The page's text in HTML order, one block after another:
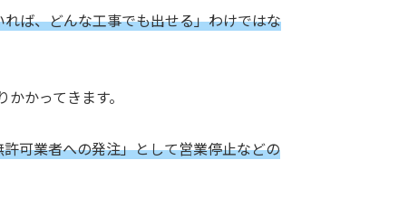
ば、どんな工事でも出せる」わけではな
かってきます。
可業者への発注」として営業停止などの